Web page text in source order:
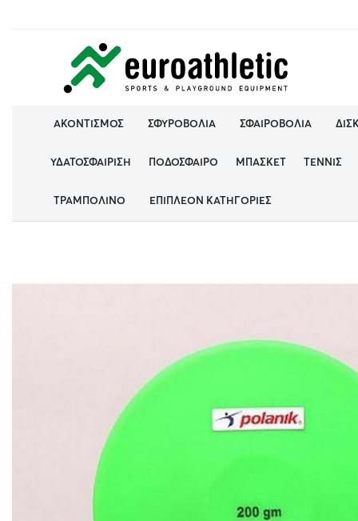
ΑΚΟΝΤΙΣΜΌΣ ΣΦΥΡΟΒΟΛΊΑ ΣΦΑΙΡΟΒΟΛΊΑ
ΥΔΑΤΟΣΦΑΊΡΙΣΗ ΠΟΔΌΣΦΑΙΡΟ ΜΠΆΣΚΕΤ ΤΈΝΝΙΣ
ΤΡΑΜΠΟΛΊΝΟ ΕΠΙΠΛΈΟΝ ΚΑΤΗΓΟΡΊΕΣ